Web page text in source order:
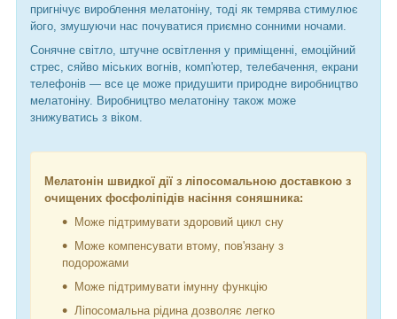
пригнічує вироблення мелатоніну, тоді як темрява стимулює
його, змушуючи нас почуватися приємно сонними ночами.
Сонячне світло, штучне освітлення у приміщенні, емоційний
стрес, сяйво міських вогнів, комп'ютер, телебачення, екрани
телефонів — все це може придушити природне виробництво
мелатоніну. Виробництво мелатоніну також може
знижуватись з віком.
Мелатонін швидкої дії з ліпосомальною доставкою з
очищених фосфоліпідів насіння соняшника:
Може підтримувати здоровий цикл сну
Може компенсувати втому, пов'язану з
подорожами
Може підтримувати імунну функцію
Ліпосомальна рідина дозволяє легко